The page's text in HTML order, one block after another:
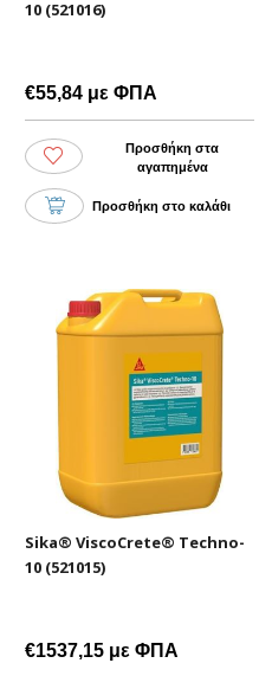
10 (521016)
€55,84 με ΦΠΑ
Προσθήκη στα
αγαπημένα
Προσθήκη στο καλάθι
Sika® ViscoCrete® Techno-
10 (521015)
€1537,15 με ΦΠΑ